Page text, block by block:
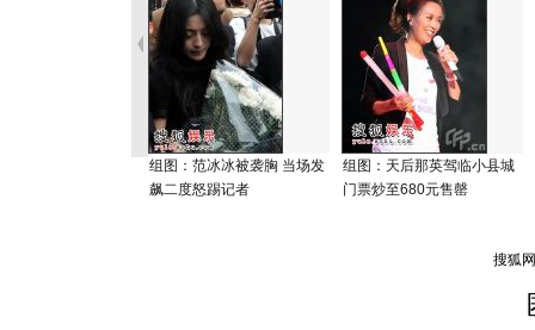
组图：范冰冰被袭胸 当场发
飙二度怒踢记者
组图：天后那英驾临小县城
门票炒至680元售罄